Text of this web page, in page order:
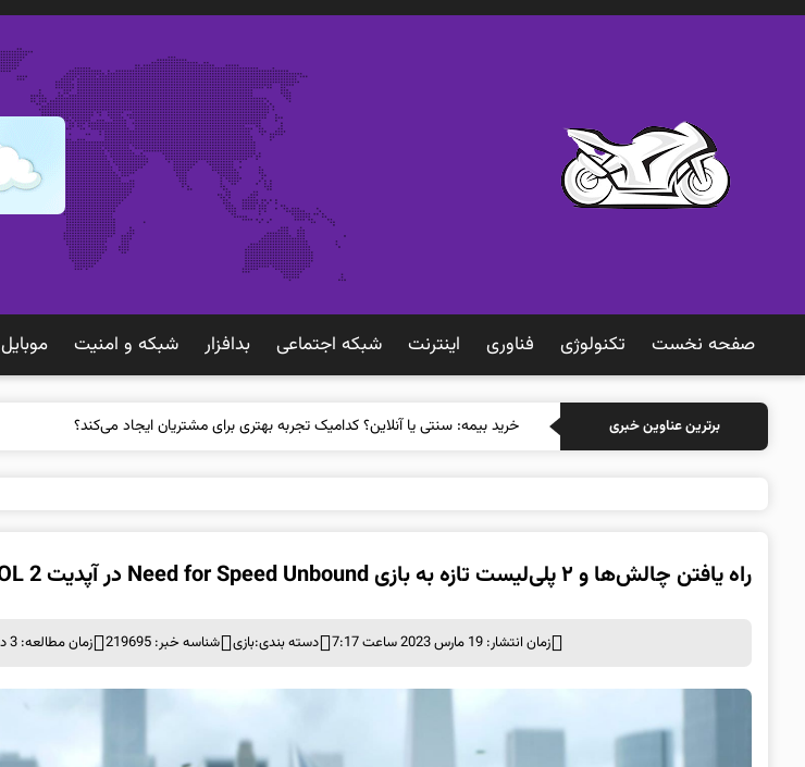
صفحه نخست تکنولوژی فناوری اينترنت شبكه اجتماعی بدافزار شبكه و امنيت موبايل
برترین عناوین خبری خرید بیمه: سن
راه یافتن چالش‌ها و ۲ پلی‌لیست تازه به بازی Need for Speed Unbound در آپدیت VOL 2
زمان انتشار: 19 مارس 2023 ساعت 7:17 دسته بندی:بازی شناسه خبر: 219695 زمان مطالعه: 3 دقیقه